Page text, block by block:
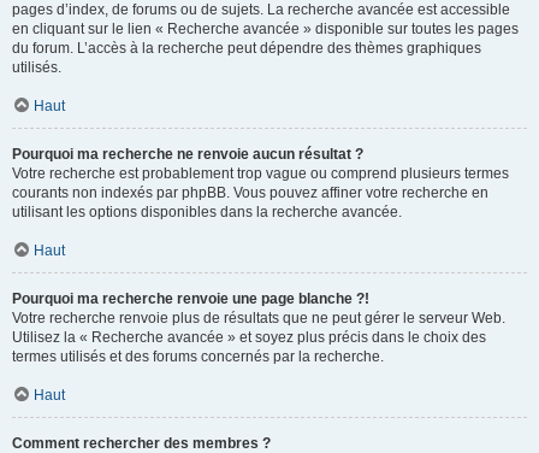
pages d’index, de forums ou de sujets. La recherche avancée est accessible
en cliquant sur le lien « Recherche avancée » disponible sur toutes les pages
du forum. L’accès à la recherche peut dépendre des thèmes graphiques
utilisés.
Haut
Pourquoi ma recherche ne renvoie aucun résultat ?
Votre recherche est probablement trop vague ou comprend plusieurs termes
courants non indexés par phpBB. Vous pouvez affiner votre recherche en
utilisant les options disponibles dans la recherche avancée.
Haut
Pourquoi ma recherche renvoie une page blanche ?!
Votre recherche renvoie plus de résultats que ne peut gérer le serveur Web.
Utilisez la « Recherche avancée » et soyez plus précis dans le choix des
termes utilisés et des forums concernés par la recherche.
Haut
Comment rechercher des membres ?